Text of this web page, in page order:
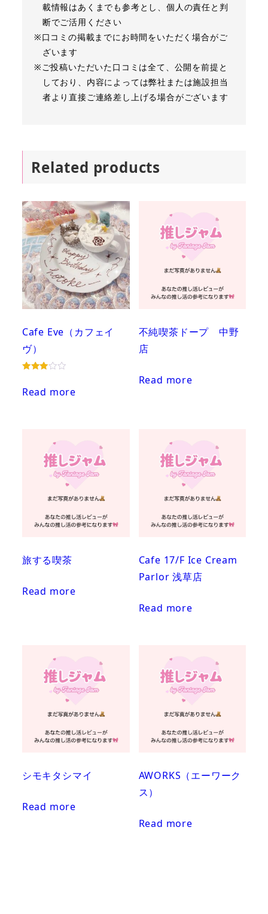
載情報はあくまでも参考とし、個人の責任と判
断でご活用ください
※口コミの掲載までにお時間をいただく場合がご
ざいます
※ご投稿いただいた口コミは全て、公開を前提と
しており、内容によっては弊社または施設担当
者より直接ご連絡差し上げる場合がございます
Related products
Cafe Eve（カフェイ
ヴ）
out of
Read more
不純喫茶ドープ 中野
店
Read more
旅する喫茶
Read more
Cafe 17/F Ice Cream
Parlor 浅草店
Read more
シモキタシマイ
Read more
AWORKS（エーワーク
ス）
Read more